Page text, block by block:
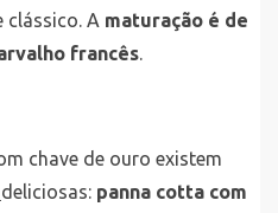
A maturação é de
francês.
chave de ouro existem
deliciosas: panna cotta com